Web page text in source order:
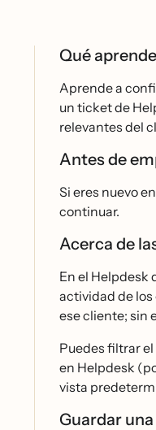
Qué
Aprende a
un ticket de
relevantes del
Antes de
Si eres nuevo
continuar.
Acerca de
En el Helpdesk
actividad de los
ese cliente; sin
Puedes filtrar
en Helpdesk
vista
Guardar